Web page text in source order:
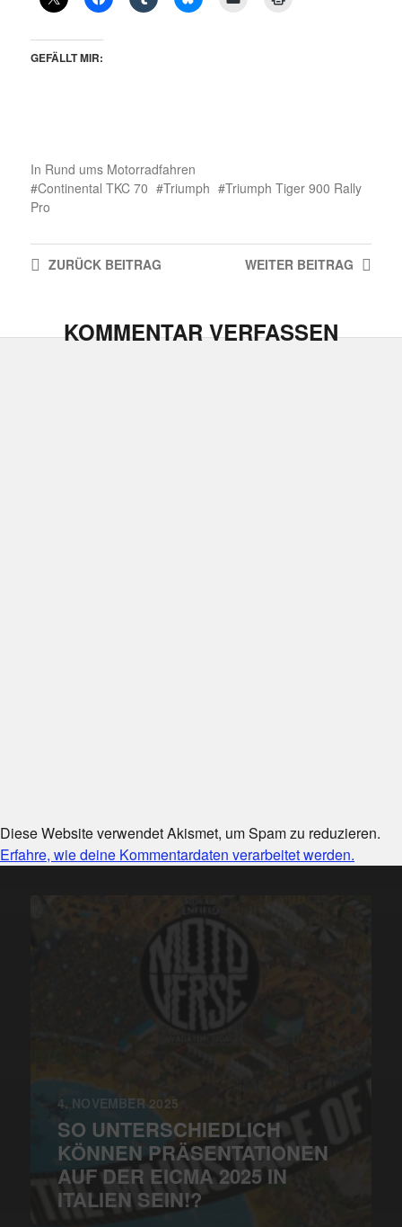
GEFÄLLT MIR:
In Rund ums Motorradfahren
Continental TKC 70
Triumph
Triumph Tiger 900 Rally
Pro
WEITER BEITRAG
ZURÜCKBEITRAG
KOMMENTAR VERFASSEN
Diese Website verwendet Akismet, um Spam zu reduzieren.
Erfahre, wie deine Kommentardaten verarbeitet werden.
4. NOVEMBER 2025
SO UNTERSCHIEDLICH
KÖNNEN PRÄSENTATIONEN
AUF DER EICMA 2025 IN
ITALIEN SEIN!?